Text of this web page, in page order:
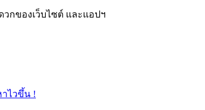
วกของเว็บไซต์ และแอปฯ